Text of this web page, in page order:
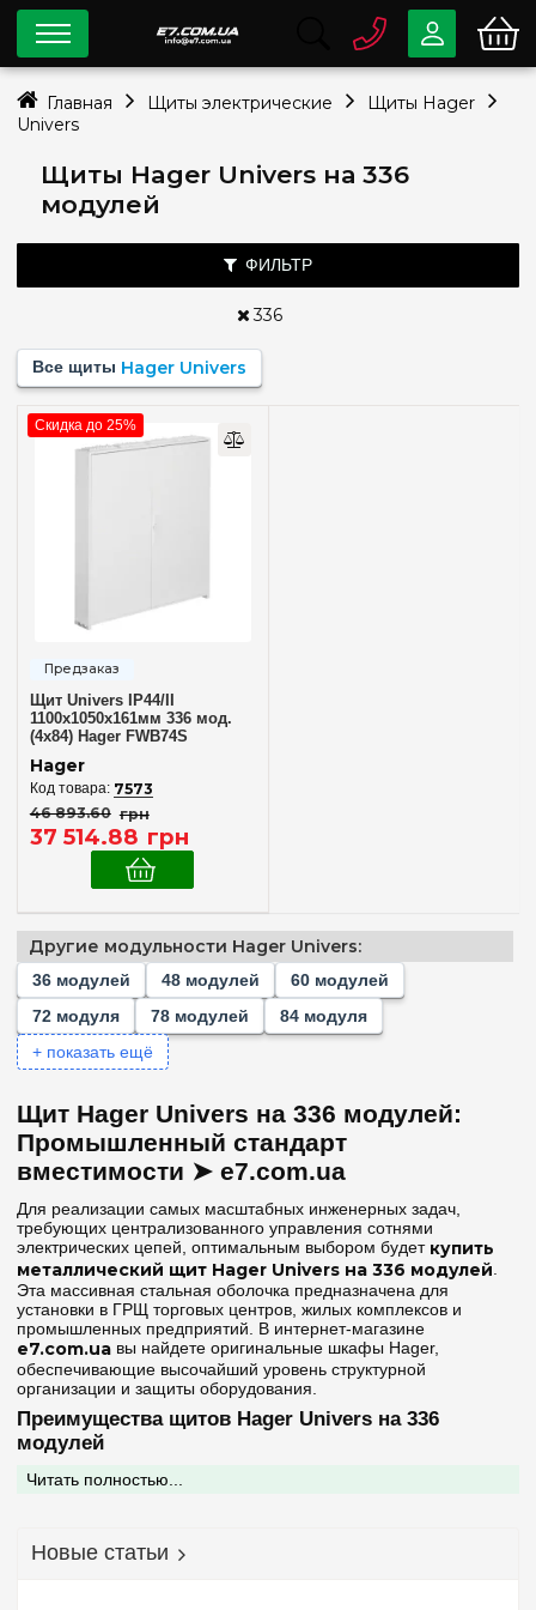
Щиты Hager Univers на 336
модулей
ФИЛЬТР
Наружный(1)
Количество модулей
72(+6)
84(+3)
96(+2)
104
108(+2)
120(+4)
144(+6)
156(+2)
168(+2)
180(+3)
182(+2)
216(+1)
240(+2)
288(+1)
336
Комплектация клеммами PE+N
В комплекте
Металл(1)
Дверца
Непрозрачная
Серия
Univers(1)
Цвет корпуса
Белый(1)
Степень защиты IP
IP44(1)
Дверь
Непрозрачная
Ширина, мм
336
Все щиты Hager Univers
Скидка до 25%
Щит Univers IP44/II
1100x1050x161мм 336 мод.
(4x84) Hager FWB74S
Hager
7573
46 893.60 грн
37 514.88 грн
Другие модульности Hager Univers:
36 модулей 48 модулей
60 модулей
72 модуля
78 модулей
84 модуля
+ показать ещё
Щит Hager Univers на 336 модулей:
Промышленный стандарт
вместимости ➤ e7.com.ua
Для реализации самых масштабных инженерных задач,
требующих централизованного управления сотнями
электрических цепей, оптимальным выбором будет купить
металлический щит Hager Univers на 336 модулей
Эта массивная стальная оболочка предназначена для
установки в ГРЩ торговых центров, жилых комплексов и
промышленных предприятий. В интернет-магазине
e7.com.ua вы найдете оригинальные шкафы Hager,
обеспечивающие высочайший уровень структурной
организации и защиты оборудования.
Преимущества щитов Hager Univers на 336
модулей
Стальные шкафы серии Univers в исполнении на 336
Готовность к подключению:
комплектезначительно ускоряет процесс сборки,
Читать полностью...
Новые статьи
0 800 33-63-07
Бесплатно
044334-79-78
Главная Щиты электрические
Щиты Hager
Univers